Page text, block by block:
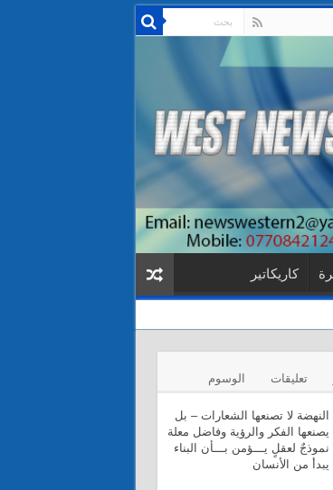
كاريكاتير
تعليقات الوسوم
النهضة لا تصنعها الشعارات – بل
يصنعها الفكر والرؤية وفاضل معلة
نموذجٌ لعقلٍ يـــؤمن بـــأن البناء
يبدأ من الأنسان